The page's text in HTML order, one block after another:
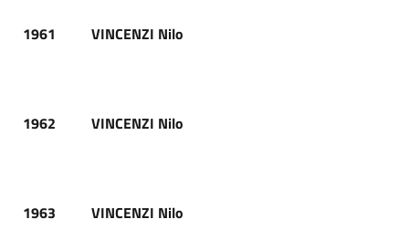
1961 VINCENZI Nilo
1962 VINCENZI Nilo
1963 VINCENZI Nilo